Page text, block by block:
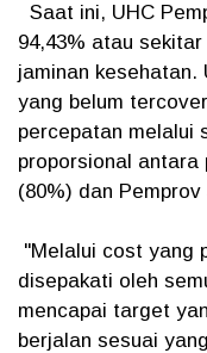
Saat ini, UHC
94,43% atau
jaminan kesehatan.
yang belum
percepatan melalui
proporsional antara
(80%) dan Pemprov
"Melalui cost yang
disepakati oleh
mencapai target
berjalan sesuai